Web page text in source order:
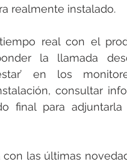
realmente instalado.
real con el
la llamada
en los
consultar
final para
las últimas